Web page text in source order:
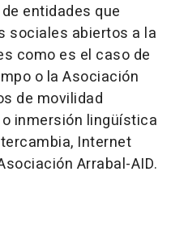
entidades que
sociales abiertos a la
como es el caso de
o la Asociación
de movilidad
inmersión lingüística
Internet
Arrabal-AID.